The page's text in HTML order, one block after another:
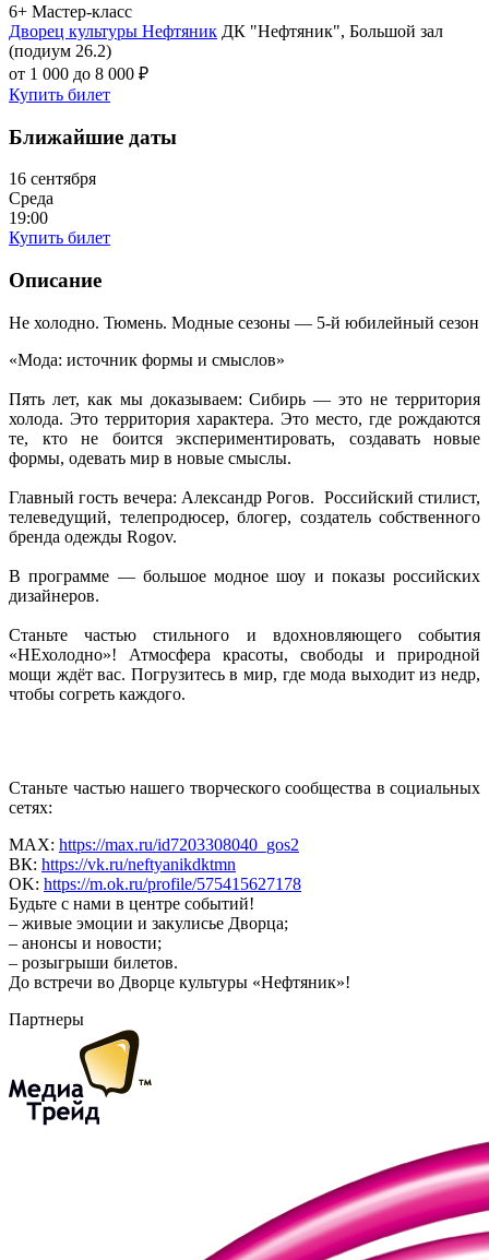
6+ Мастер-класс
Дворец культуры Нефтяник ДК "Нефтяник", Большой зал
(подиум 26.2)
от 1 000 до 8 000 ₽
Купить билет
Ближайшие даты
16 сентября
Среда
19:00
Купить билет
Описание
Не холодно. Тюмень. Модные сезоны — 5-й юбилейный сезон
«Мода: источник формы и смыслов»
Пять лет, как мы доказываем: Сибирь — это не территория
холода. Это территория характера. Это место, где рождаются
те, кто не боится экспериментировать, создавать новые
формы, одевать мир в новые смыслы.
Главный гость вечера: Александр Рогов. Российский стилист,
телеведущий, телепродюсер, блогер, создатель собственного
бренда одежды Rogov.
В программе — большое модное шоу и показы российских
дизайнеров.
Станьте частью стильного и вдохновляющего события
«НЕхолодно»! Атмосфера красоты, свободы и природной
мощи ждёт вас. Погрузитесь в мир, где мода выходит из недр,
чтобы согреть каждого.
Станьте частью нашего творческого сообщества в социальных
сетях:
MAX: https://max.ru/id7203308040_gos2
ВК: https://vk.ru/neftyanikdktmn
OK: https://m.ok.ru/profile/575415627178
Будьте с нами в центре событий!
– живые эмоции и закулисье Дворца;
– анонсы и новости;
– розыгрыши билетов.
До встречи во Дворце культуры «Нефтяник»!
Партнеры